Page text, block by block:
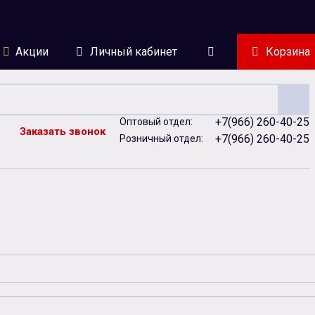
Акции Личный кабинет Корзина
Заказать звонок
Оптовый отдел: +7(966) 260-40-25
Розничный отдел: +7(966) 260-40-25